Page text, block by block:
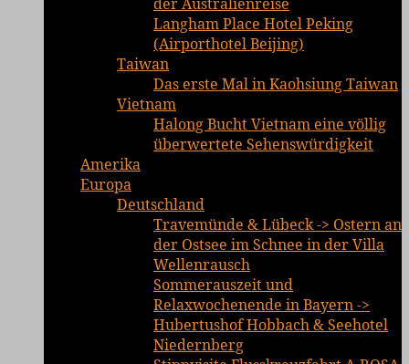
Langham Place Hotel Peking
(Airporthotel Beijing)
Taiwan
Das erste Mal in Kaohsiung Taiwan
Vietnam
Halong Bucht Vietnam eine völlig
überwertete Sehenswürdigkeit
Amerika
Europa
Deutschland
Travemünde & Lübeck -> Ostern an
der Ostsee im Schnee in der Villa
Wellenrausch
Sommerauszeit und
Relaxwochenende in Bayern ->
Hubertushof Hobbach & Seehotel
Niedernberg